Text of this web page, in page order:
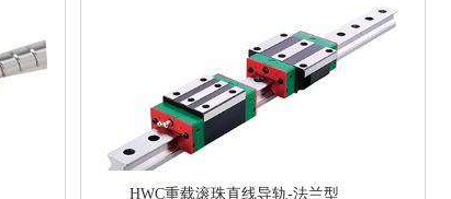
HWC重载滚珠直线导轨-法兰型